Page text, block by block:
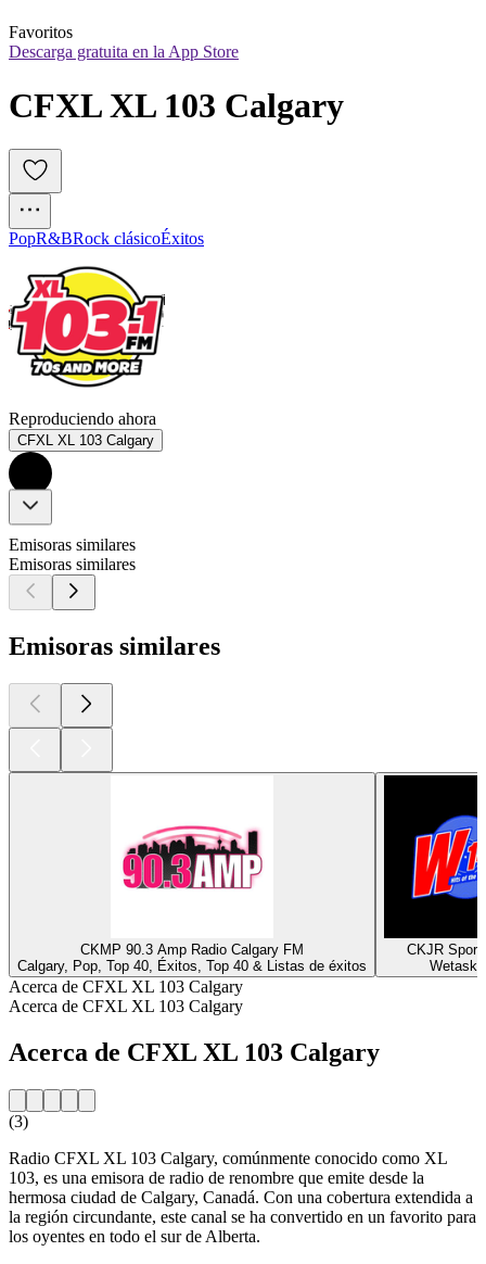
Favoritos
Descarga gratuita en la App Store
CFXL XL 103 Calgary
PopR&BRock clásicoÉxitos
Reproduciendo ahora
CFXL XL 103 Calgary
Emisoras similares
Emisoras similares
Emisoras similares
CKMP 90.3 Amp Radio Calgary FM
Calgary, Pop, Top 40, Éxitos, Top 40 & Listas de éxitos
CKJR
Acerca de CFXL XL 103 Calgary
Acerca de CFXL XL 103 Calgary
Acerca de CFXL XL 103 Calgary
(3)
Radio CFXL XL 103 Calgary, comúnmente conocido como XL
103, es una emisora de radio de renombre que emite desde la
hermosa ciudad de Calgary, Canadá. Con una cobertura extendida a
la región circundante, este canal se ha convertido en un favorito para
los oyentes en todo el sur de Alberta.